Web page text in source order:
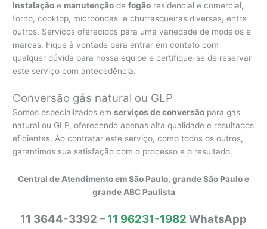
Instalação e manutenção defogão residencial e comercial,
forno, cooktop, microondas e churrasqueiras diversas, entre
outros. Serviços oferecidos para uma variedade de modelos e
marcas. Fique à vontade para entrar em contato com
qualquer dúvida para nossa equipe e certifique-se de reservar
este serviço com antecedência.
Conversão gás natural ou GLP
Somos especializados emserviços de conversão para gás
natural ou GLP, oferecendo apenas alta qualidade e resultados
eficientes. Ao contratar este serviço, como todos os outros,
garantimos sua satisfação com o processo e o resultado.
Central de Atendimento em São Paulo, grande São Paulo e
grande ABC Paulista
11 3644-3392 –11 96231-1982 WhatsApp